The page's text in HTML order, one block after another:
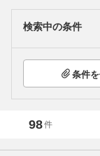
検索中の条件
条件
98件